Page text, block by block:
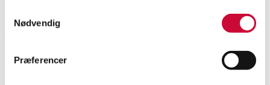
Nødvendig
Præferencer
Ronan og Erwan Bouroullec for HAY. Par Barstole - Model Balc...
Nedenfor finder du de vigtigste informationer om eftersyn og
Køber er selv ansvarlig for fragt og udbæring af varen (evt. ved